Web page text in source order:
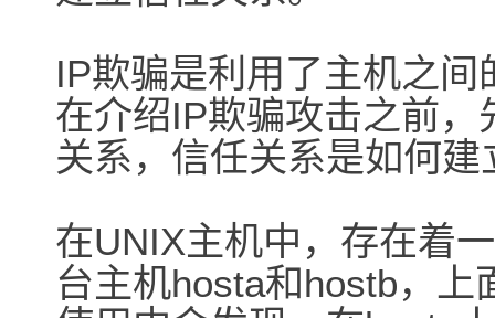
IP欺骗是利用了主机之
在介绍IP欺骗攻击之前
关系，信任关系是如何建
在UNIX主机中，存在着
台主机hosta和hostb，上